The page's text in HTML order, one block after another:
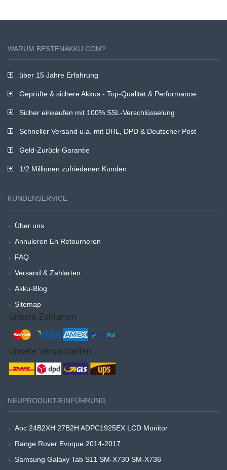
WARUM BESTENAKKU.COM?
über 15 Jahre Erfahrung
Geprüfte & sichere Akkus - Top-Qualität & Performance
Sicher einkaufen mit 100% SSL-Verschlüsselung
Schneller Versand u.a. mit DHL, DPD & Deutscher Post
Geld-Zurück-Garantie
1/2 Millionen zufriedenen Kunden
KUNDENSERVICE
Über uns
Annuleren En Retourneren
FAQ
Versand & Zahlarten
Akku-Blog
Sitemap
NEUPRODUKT-EINFÜHRUNG
Aoc 24B2XH 27B2H ADPC1925EX LCD Monitor
Range Rover Evoque 2014-2017
Samsung Galaxy Tab S11 SM-X730 SM-X736